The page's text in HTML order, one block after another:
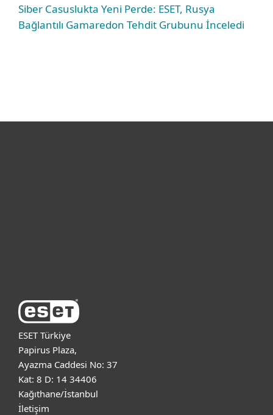
Siber Casuslukta Yeni Perde: ESET, Rusya
Bağlantılı Gamaredon Tehdit Grubunu İnceledi
ESET Türkiye
Papirus Plaza,
Ayazma Caddesi No: 37
Kat: 8 D: 14 34406
Kağıthane/İstanbul
İletişim